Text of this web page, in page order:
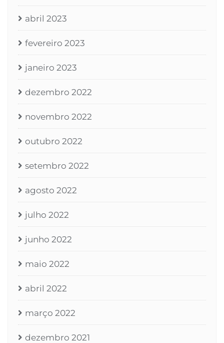
abril 2023
fevereiro 2023
janeiro 2023
dezembro 2022
novembro 2022
outubro 2022
setembro 2022
agosto 2022
julho 2022
junho 2022
maio 2022
abril 2022
março 2022
dezembro 2021